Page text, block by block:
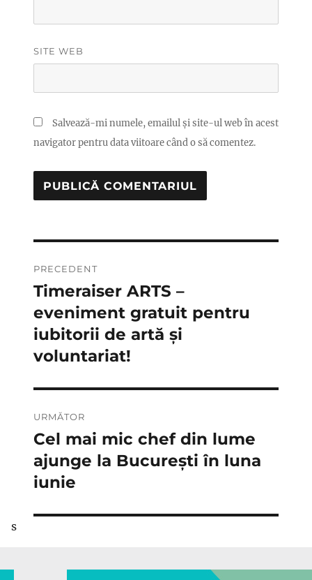
SITE WEB
Salvează-mi numele, emailul și site-ul web în acest
navigator pentru data viitoare când o să comentez.
în
articole
PRECEDENT
Articolul
anterior:
Timeraiser ARTS –
eveniment gratuit pentru
iubitorii de artă și
voluntariat!
URMĂTOR
Articolul
următor:
Cel mai mic chef din lume
ajunge la București în luna
iunie
s